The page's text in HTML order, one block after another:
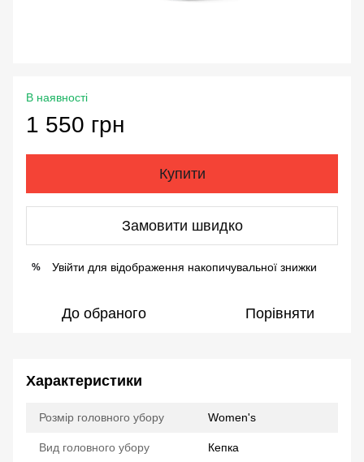
В наявності
1 550 грн
Купити
Замовити швидко
% Увійти для відображення накопичувальної знижки
До обраного Порівняти
Характеристики
Розмір головного убору Women's
Вид головного убору Кепка